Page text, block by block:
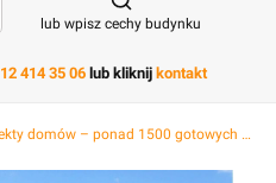
lub wpisz cechy budynku
12 414 35 06 lub kliknij kontakt
Projekty domów – ponad 1500 gotowych projektów